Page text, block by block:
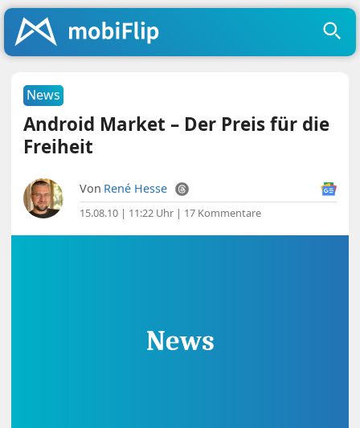
News
Android Market – Der Preis für die
Freiheit
Von René Hesse
15.08.10 | 11:22 Uhr | 17 Kommentare